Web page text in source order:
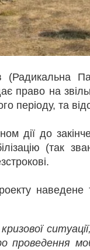
(Радикальна
право на
періоду, та
дії до
(так
проведення